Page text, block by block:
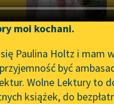
Zgłoś
spotkanie
Mapa
moi kochani.
Paulina Holtz i mam
być
Wolne Lektury to
książek, do
Marcela
Marcel